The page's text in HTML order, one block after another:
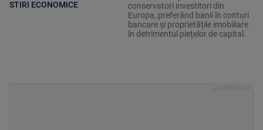
STIRI ECONOMICE
conservatori investitori din
Europa, preferând banii în conturi
bancare și proprietățile imobiliare
în detrimentul piețelor de capital.